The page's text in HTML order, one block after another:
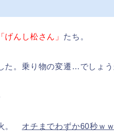
「げんし松さん」 たち。
た。乗り物の変遷…でしょう
。 オチまでわずか60秒ｗ